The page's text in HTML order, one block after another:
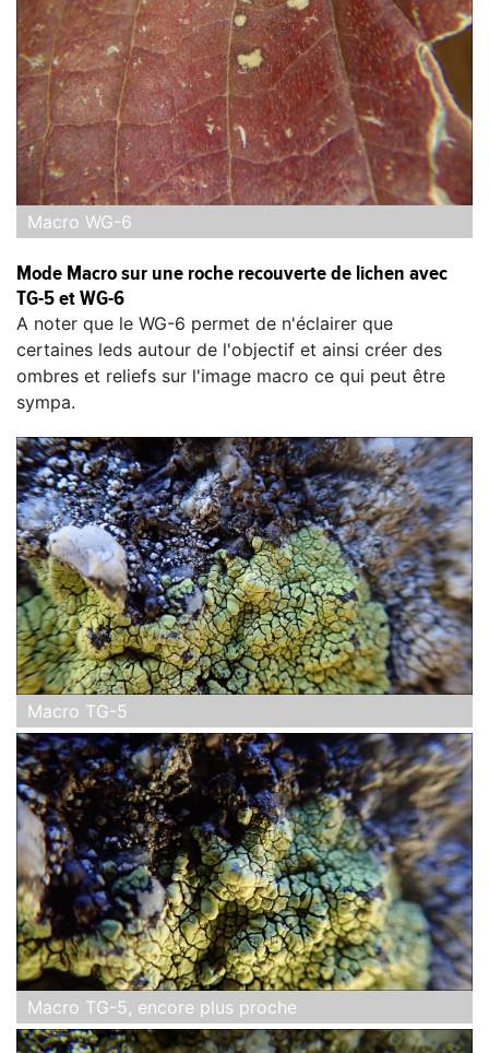
Macro WG-6
Mode Macro sur une roche recouverte de lichen avec
TG-5 et WG-6
A noter que le WG-6 permet de n'éclairer que
certaines leds autour de l'objectif et ainsi créer des
ombres et reliefs sur l'image macro ce qui peut être
sympa.
Macro TG-5
Macro TG-5, encore plus proche